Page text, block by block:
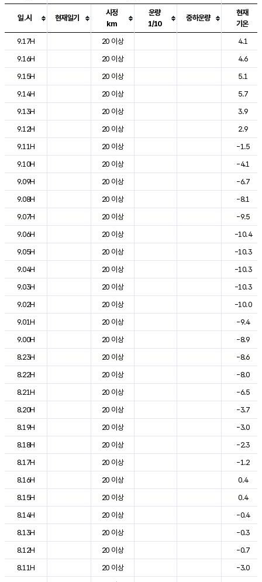
도시별 기상실황표로 지점, 날씨, 기온, 강수, 바람, 기압등을 안내한 표입
일.시 현재일기
시정
km
운량
1/10
중하운량
현재
기온
9.17H
20 이상
4.1
9.16H
20 이상
4.6
9.15H
20 이상
5.1
9.14H
20 이상
5.7
9.13H
20 이상
3.9
9.12H
20 이상
2.9
9.11H
20 이상
-1.5
9.10H
20 이상
-4.1
9.09H
20 이상
-6.7
9.08H
20 이상
-8.1
9.07H
20 이상
-9.5
9.06H
20 이상
-10.4
9.05H
20 이상
-10.3
9.04H
20 이상
-10.3
9.03H
20 이상
-10.3
9.02H
20 이상
-10.0
9.01H
20 이상
-9.4
9.00H
20 이상
-8.9
8.23H
20 이상
-8.6
8.22H
20 이상
-8.0
8.21H
20 이상
-6.5
8.20H
20 이상
-3.7
8.19H
20 이상
-3.0
8.18H
20 이상
-2.3
8.17H
20 이상
-1.2
8.16H
20 이상
0.4
8.15H
20 이상
0.4
8.14H
20 이상
-0.4
8.13H
20 이상
-0.3
8.12H
20 이상
-0.7
8.11H
20 이상
-3.0